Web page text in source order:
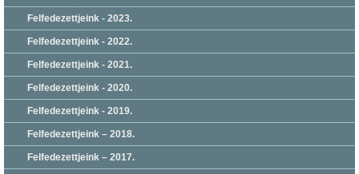
Felfedezettjeink - 2023.
Felfedezettjeink - 2022.
Felfedezettjeink - 2021.
Felfedezettjeink - 2020.
Felfedezettjeink - 2019.
Felfedezettjeink – 2018.
Felfedezettjeink – 2017.